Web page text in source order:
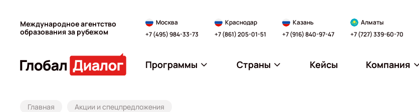
Международное агентство
образования за рубежом
Москва
+7 (495) 984-33-73
Краснодар
+7 (861) 205-01-51
Казань
+7 (916) 840-97-47
Алматы
+7 (727) 339-60-70
Программы Страны Кейсы Компания
Главная Акции и спецпредложения